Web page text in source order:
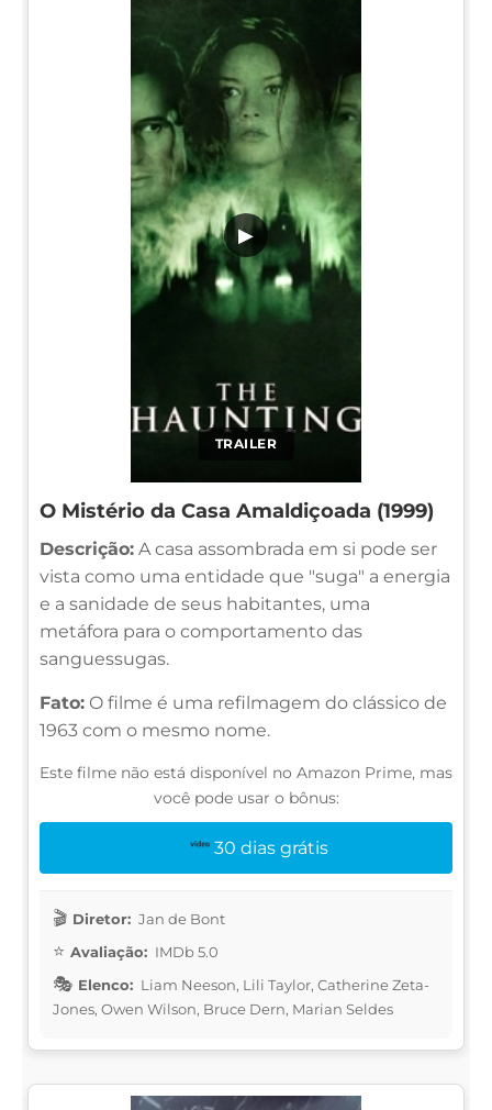
TRAILER
▶
O Mistério da Casa Amaldiçoada (1999)
Descrição: A casa assombrada em si pode ser
vista como uma entidade que "suga" a energia
e a sanidade de seus habitantes, uma
metáfora para o comportamento das
sanguessugas.
Fato: O filme é uma refilmagem do clássico de
1963 com o mesmo nome.
Este filme não está disponível no Amazon Prime, mas
você pode usar o bônus:
30 dias grátis
Diretor: Jan de Bont
Avaliação: IMDb 5.0
Elenco: Liam Neeson, Lili Taylor, Catherine Zeta-
Jones, Owen Wilson, Bruce Dern, Marian Seldes